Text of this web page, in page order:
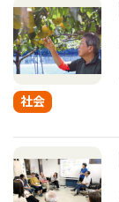
社会